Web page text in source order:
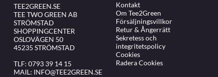
TEE2GREEN.SE
TEE TWO GREEN AB
STRÖMSTAD
SHOPPINGCENTER
OSLOVÄGEN 50
45235 STRÖMSTAD
TLF: 0793 39 14 15
MAIL: INFO@TEE2GREEN.SE
Kontakt
Om Tee2Green
Försäljningsvillkor
Retur & Ångerrätt
Sekretess och
integritetspolicy
Cookies
Radera Cookies